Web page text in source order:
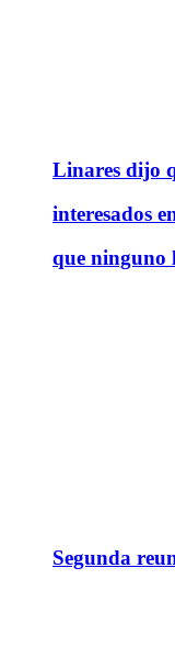
Linares dijo
interesados
que ninguno
Segunda